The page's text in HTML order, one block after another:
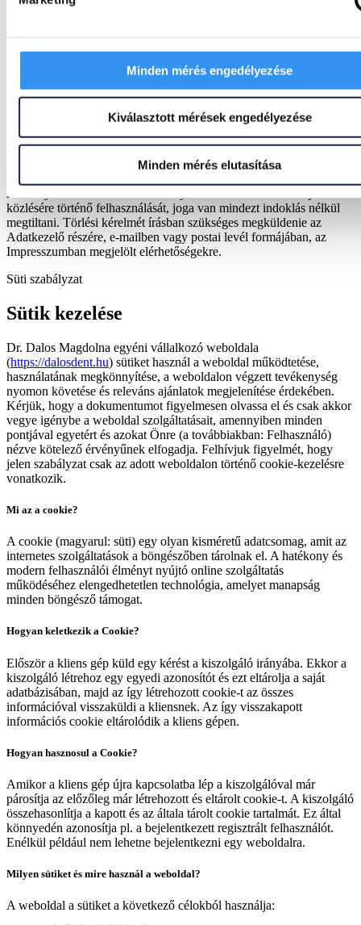
Minden mérés engedélyezése
Kiválasztott mérések engedélyezése
Minden mérés elutasítása
MailerLite, Inc. – Delaware corporation, 548 Market St, PMB
98174, San Francisco, CA 94104-5401, USA
Golden Brothers Zrt. Székhely: 6060 Tiszakécske, Puskin
utca 5. , Elérhetőség: +36 30 226 65 66,
10. Adattulajdonosi jogok és jogérvényesítés
Amennyiben nem szeretné személyes adatai kereskedelmi ajánlatok
közlésére történő felhasználását, joga van mindezt indoklás nélkül
megtiltani. Törlési kérelmét írásban szükséges megküldenie az
Adatkezelő részére, e-mailben vagy postai levél formájában, az
Impresszumban megjelölt elérhetőségekre.
Süti szabályzat
Sütik kezelése
Dr. Dalos Magdolna egyéni vállalkozó weboldala
(https://dalosdent.hu) sütiket használ a weboldal működtetése,
használatának megkönnyítése, a weboldalon végzett tevékenység
nyomon követése és releváns ajánlatok megjelenítése érdekében.
Kérjük, hogy a dokumentumot figyelmesen olvassa el és csak akkor
vegye igénybe a weboldal szolgáltatásait, amennyiben minden
pontjával egyetért és azokat Önre (a továbbiakban: Felhasználó)
nézve kötelező érvényűnek elfogadja. Felhívjuk figyelmét, hogy
jelen szabályzat csak az adott weboldalon történő cookie-kezelésre
vonatkozik.
Mi az a cookie?
A cookie (magyarul: süti) egy olyan kisméretű adatcsomag, amit az
internetes szolgáltatások a böngészőben tárolnak el. A hatékony és
modern felhasználói élményt nyújtó online szolgáltatás
működéséhez elengedhetetlen technológia, amelyet manapság
minden böngésző támogat.
Hogyan keletkezik a Cookie?
Először a kliens gép küld egy kérést a kiszolgáló irányába. Ekkor a
kiszolgáló létrehoz egy egyedi azonosítót és ezt eltárolja a saját
adatbázisában, majd az így létrehozott cookie-t az összes
információval visszaküldi a kliensnek. Az így visszakapott
információs cookie eltárolódik a kliens gépen.
Hogyan hasznosul a Cookie?
Amikor a kliens gép újra kapcsolatba lép a kiszolgálóval már
párosítja az előzőleg már létrehozott és eltárolt cookie-t. A kiszolgáló
összehasonlítja a kapott és az általa tárolt cookie tartalmát. Ez által
könnyedén azonosítja pl. a bejelentkezett regisztrált felhasználót.
Enélkül például nem lehetne bejelentkezni egy weboldalra.
Milyen sütiket és mire használ a weboldal?
A weboldal a sütiket a következő célokból használja: